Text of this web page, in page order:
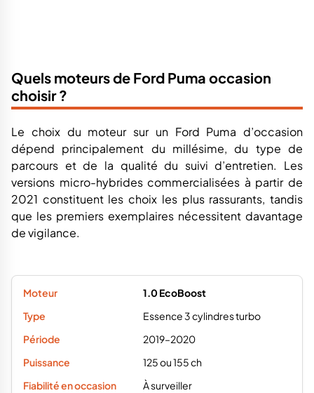
Quels moteurs de Ford Puma occasion
choisir ?
Le choix du moteur sur un Ford Puma d’occasion
dépend principalement du millésime, du type de
parcours et de la qualité du suivi d’entretien. Les
versions micro-hybrides commercialisées à partir de
2021 constituent les choix les plus rassurants, tandis
que les premiers exemplaires nécessitent davantage
de vigilance.
1.0 EcoBoost
Essence 3 cylindres turbo
2019–2020
125 ou 155 ch
À surveiller